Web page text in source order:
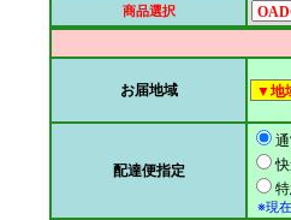
商品選択
お届地域
配達便指定
※現